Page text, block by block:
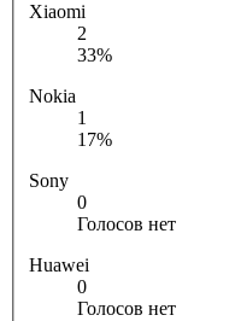
Xiaomi
2
33%
Nokia
1
17%
Sony
0
Голосов нет
Huawei
0
Голосов нет